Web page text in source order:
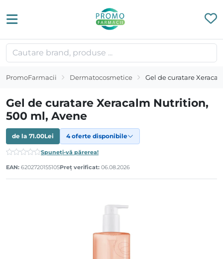
PromoFarmacii Dermatocosmetice Gel de curatare
Gel de curatare Xeracalm Nutrition,
500 ml, Avene
de la 71.00Lei 4 oferte disponibile
Spuneți-vă părerea!
EAN: 6202720155105Preț verificat: 06.08.2026